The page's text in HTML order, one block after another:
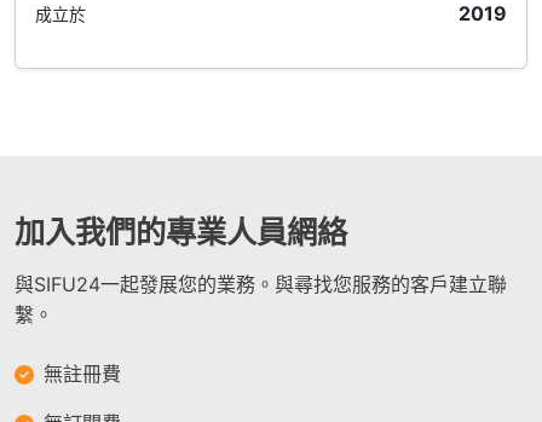
成立於 2019
加入我們的專業人員網絡
與SIFU24一起發展您的業務。與尋找您服務的客戶建立聯
繫。
無註冊費